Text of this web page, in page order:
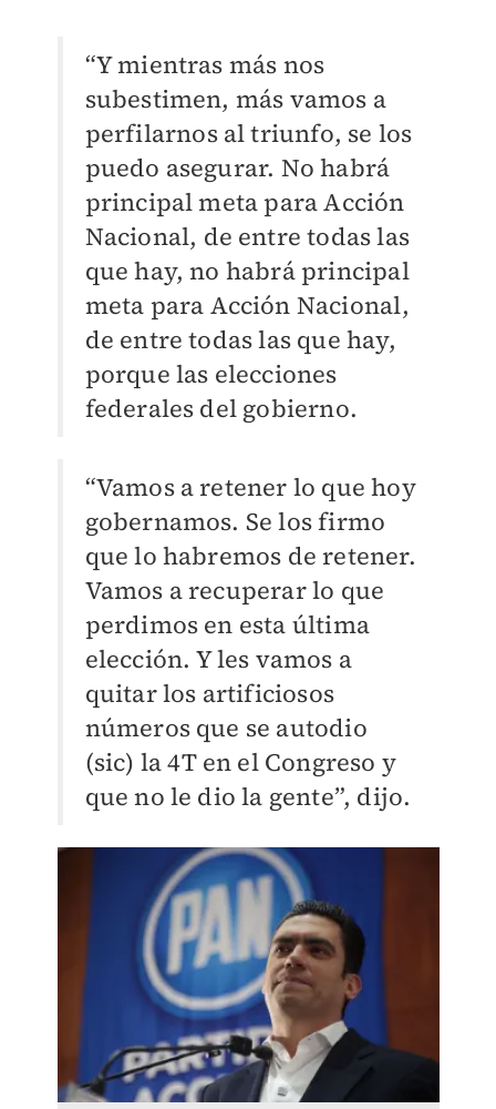
“Y mientras más nos
subestimen, más vamos a
perfilarnos al triunfo, se los
puedo asegurar. No habrá
principal meta para Acción
Nacional, de entre todas las
que hay, no habrá principal
meta para Acción Nacional,
de entre todas las que hay,
porque las elecciones
federales del gobierno.
“Vamos a retener lo que hoy
gobernamos. Se los firmo
que lo habremos de retener.
Vamos a recuperar lo que
perdimos en esta última
elección. Y les vamos a
quitar los artificiosos
números que se autodio
(sic) la 4T en el Congreso y
que no le dio la gente”, dijo.